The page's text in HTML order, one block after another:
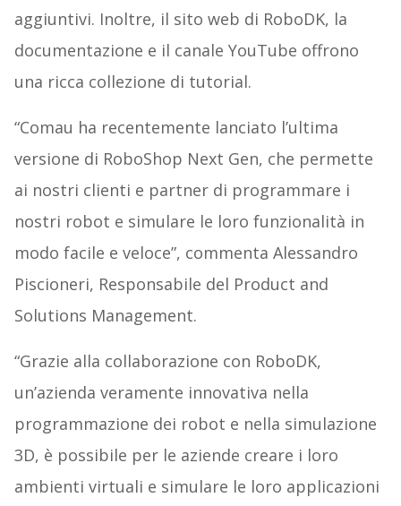
aggiuntivi. Inoltre, il sito web di RoboDK, la
documentazione e il canale YouTube offrono
una ricca collezione di tutorial.
“Comau ha recentemente lanciato l’ultima
versione di RoboShop Next Gen, che permette
ai nostri clienti e partner di programmare i
nostri robot e simulare le loro funzionalità in
modo facile e veloce”, commenta Alessandro
Piscioneri, Responsabile del Product and
Solutions Management.
“Grazie alla collaborazione con RoboDK,
un’azienda veramente innovativa nella
programmazione dei robot e nella simulazione
3D, è possibile per le aziende creare i loro
ambienti virtuali e simulare le loro applicazioni